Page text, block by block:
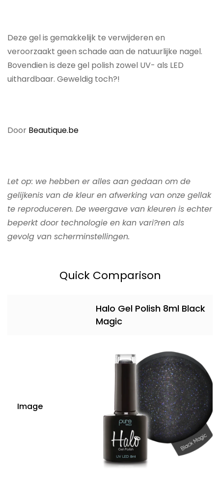
Deze gel is gemakkelijk te verwijderen en
veroorzaakt geen schade aan de natuurlijke nagel.
Bovendien is deze gel polish zowel UV- als LED
uithardbaar. Geweldig toch?!
Door Beautique.be
Let op: we hebben er alles aan gedaan om de
gelijkenis van de kleur en afwerking van onze gellak
te reproduceren. De weergave van kleuren is echter
beperkt door technologie en kan vari?ren als
gevolg van scherminstellingen.
Quick Comparison
Halo Gel Polish 8ml Black
Magic
Image